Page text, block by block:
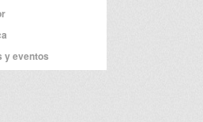
y eventos